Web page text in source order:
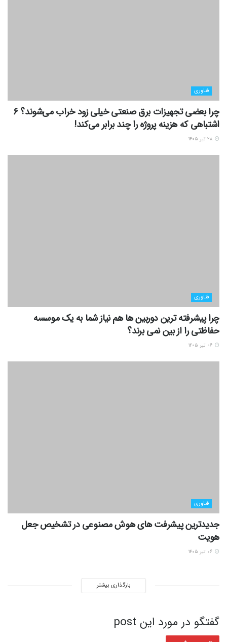
فناوری
چرا بعضی تجهیزات برق صنعتی خیلی زود خراب می‌شوند؟ ۶
اشتباهی که هزینه پروژه را چند برابر می‌کند!
فناوری
چرا پیشرفته ترین دوربین ها هم نیاز شما به یک موسسه
حفاظتی را از بین نمی برند؟
فناوری
جدیدترین پیشرفت های هوش مصنوعی در تشخیص جعل
هویت
بارگذاری بیشتر
گفتگو در مورد این post